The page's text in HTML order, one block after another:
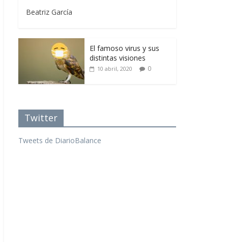
Beatriz García
El famoso virus y sus
distintas visiones
10 abril, 2020 0
Twitter
Tweets de DiarioBalance